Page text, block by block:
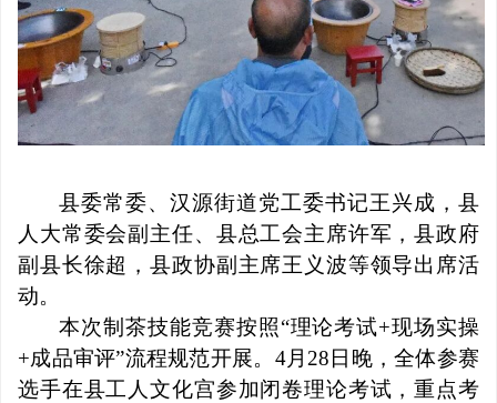
县委常委、汉源街道党工委书记王兴成，县
人大常委会副主任、县总工会主席许军，县政府
副县长徐超，县政协副主席王义波等领导出席活
动。
本次制茶技能竞赛按照“理论考试+现场实操
+成品审评”流程规范开展。4月28日晚，全体参赛
选手在县工人文化宫参加闭卷理论考试，重点考